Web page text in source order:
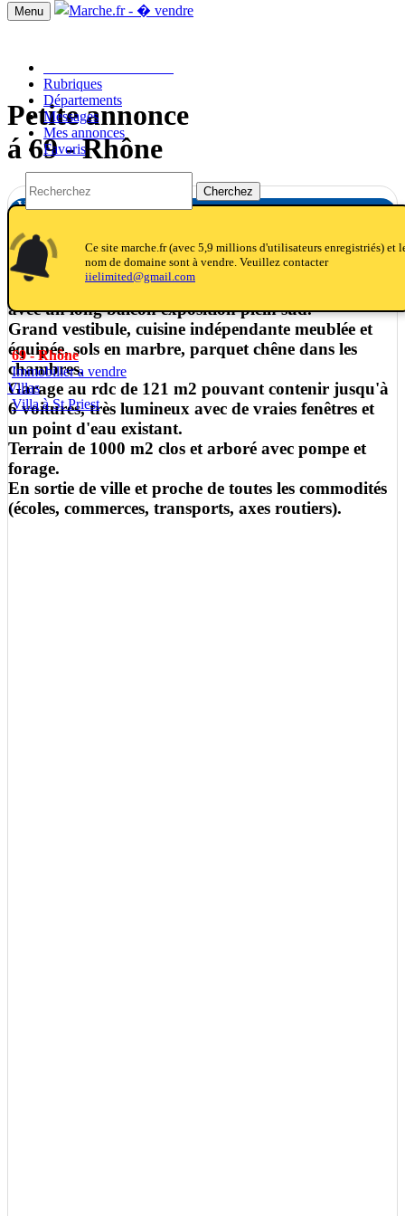
Menu
Rubriques
Départements
Messages
Mes annonces
Favoris
Cherchez
notifications_active
notifications
notifications
Ce site marche.fr (avec 5,9 millions d'utilisateurs enregistriés) et
nom de domaine sont à vendre. Veuillez contacter
iielimited@gmail.com
69 - Rhône
Immobilier a vendre
Villas
Villa à St Priest
Petite annonce
á 69 - Rhône
Villa à St Priest
Construction traditionnelle, menuiseries en bois
triple vitrage, volets roulants électriques sur un étage
avec un long balcon exposition plein sud.
Grand vestibule, cuisine indépendante meublée et
équipée, sols en marbre, parquet chêne dans les
chambres.
Garage au rdc de 121 m2 pouvant contenir jusqu'à
6 voitures, très lumineux avec de vraies fenêtres et
un point d'eau existant.
Terrain de 1000 m2 clos et arboré avec pompe et
forage.
En sortie de ville et proche de toutes les commodités
(écoles, commerces, transports, axes routiers).